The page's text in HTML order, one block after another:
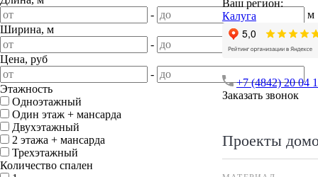
Ваш регион:
Калуга
+7 (4842) 20 04
Заказать звонок
Проекты
-
м
Ширина, м
-
Цена, руб
-
Этажность
Одноэтажный
Один этаж + мансарда
Двухэтажный
2 этажа + мансарда
Трехэтажный
Количество спален